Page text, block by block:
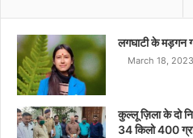
लगघाटी के मड़गन
March 18, 2023
कुल्लू ज़िला के दो
34 किलो 400